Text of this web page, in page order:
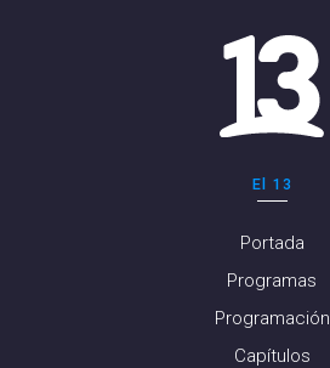
El 13
Portada
Programas
Programación
Capítulos